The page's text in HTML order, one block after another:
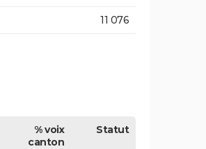
11 076
% voix
canton
Statut